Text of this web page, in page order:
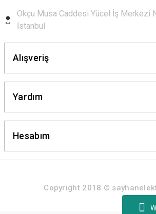
Okçu Musa Caddesi Yücel İş Merkezi
İstanbul
Alışveriş
Yardım
Hesabım
Copyright 2018 ©